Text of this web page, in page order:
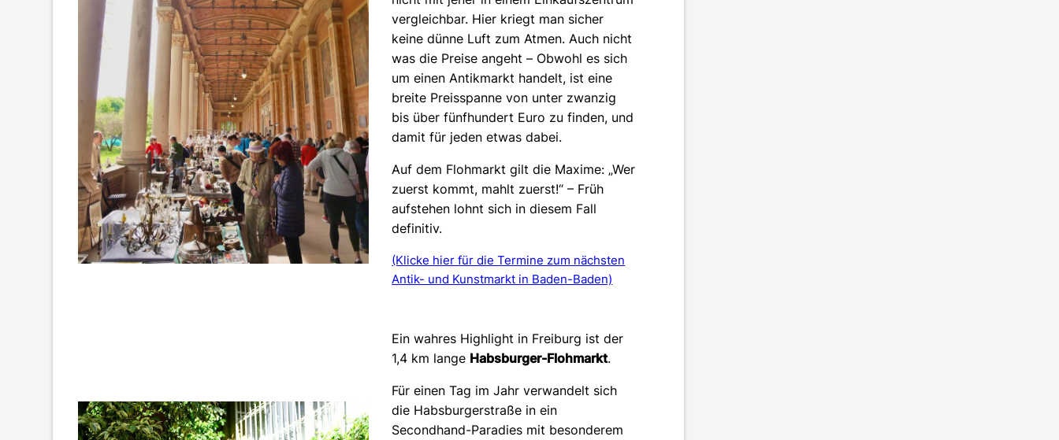
vergleichbar. Hier kriegt man sicher
keine dünne Luft zum Atmen. Auch nicht
was die Preise angeht – Obwohl es sich
um einen Antikmarkt handelt, ist eine
breite Preisspanne von unter zwanzig
bis über fünfhundert Euro zu finden, und
damit für jeden etwas dabei.
Auf dem Flohmarkt gilt die Maxime: „Wer
zuerst kommt, mahlt zuerst!“ – Früh
aufstehen lohnt sich in diesem Fall
definitiv.
(Klicke hier für die Termine zum nächsten
Antik- und Kunstmarkt in Baden-Baden)
Ein wahres Highlight in Freiburg ist der
1,4 km lange Habsburger-Flohmarkt.
Für einen Tag im Jahr verwandelt sich
die Habsburgerstraße in ein
Secondhand-Paradies mit besonderem